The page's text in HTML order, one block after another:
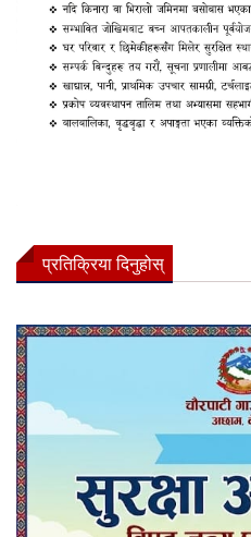
प्रतिक्रिया दिनुहोस्